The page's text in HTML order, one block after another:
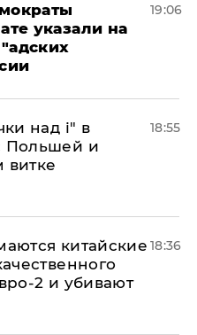
указали на
19:06
над і" в
Польшей и
витке
18:55
китайские
2 и убивают
18:36